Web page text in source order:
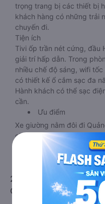
trọng trang bị các thiết bị
khách hàng có những trải
chuyến đi.
Tiện ích
Tivi ốp trần nét cứng, đầu
giải trí hấp dẫn. Trong
nhiều chế độ sáng, wifi
có thiết kế ổ cắm sạc đa
Hành khách có thể sạc
cần.
Ưu điểm
Xe giường nằm đôi đi
cho các cặp đôi hoặc gia
rộng, riêng tư. Một điểm
bắt khách dọc đường,
trong quá trình di chuyển.
2. Về chất lượng,
Quảng Bình giường nằm